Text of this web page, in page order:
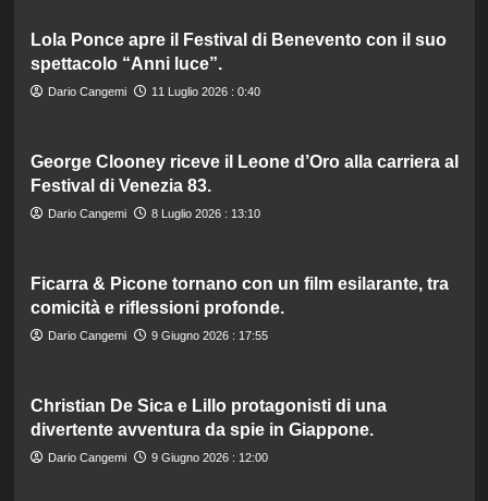
Lola Ponce apre il Festival di Benevento con il suo
spettacolo “Anni luce”.
Dario Cangemi 11 Luglio 2026 : 0:40
George Clooney riceve il Leone d’Oro alla carriera al
Festival di Venezia 83.
Dario Cangemi 8 Luglio 2026 : 13:10
Ficarra & Picone tornano con un film esilarante, tra
comicità e riflessioni profonde.
Dario Cangemi 9 Giugno 2026 : 17:55
Christian De Sica e Lillo protagonisti di una
divertente avventura da spie in Giappone.
Dario Cangemi 9 Giugno 2026 : 12:00